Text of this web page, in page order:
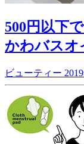
500円以下
かわバスオ
ビューティー